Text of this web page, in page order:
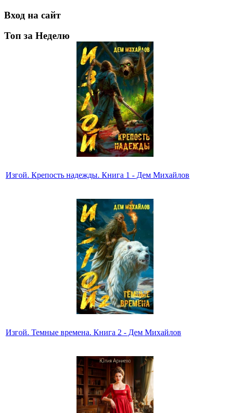
Вход на сайт
Топ за Неделю
Изгой. Крепость надежды. Книга 1 - Дем Михайлов
Изгой. Темные времена. Книга 2 - Дем Михайлов